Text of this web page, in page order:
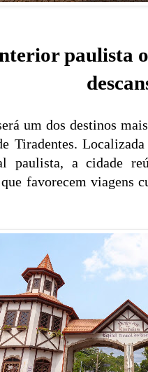
paulista
um dos destinos
Tiradentes.
paulista, a cidade
favorecem viagens